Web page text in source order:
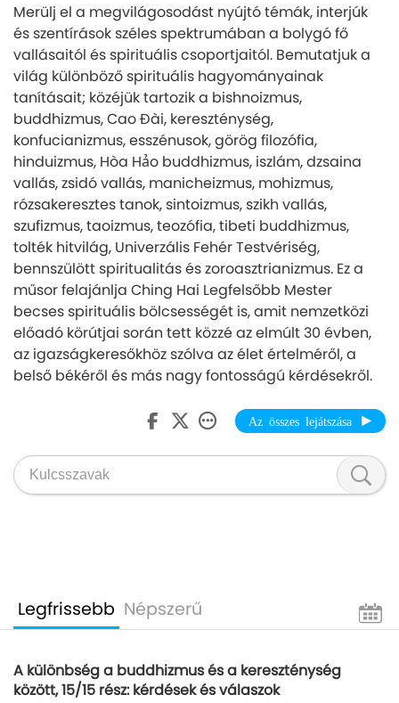
Merülj el a megvilágosodást nyújtó témák, interjúk
és szentírások széles spektrumában a bolygó fő
vallásaitól és spirituális csoportjaitól. Bemutatjuk a
világ különböző spirituális hagyományainak
tanításait; közéjük tartozik a bishnoizmus,
buddhizmus, Cao Đài, kereszténység,
konfucianizmus, esszénusok, görög filozófia,
hinduizmus, Hòa Hảo buddhizmus, iszlám, dzsaina
vallás, zsidó vallás, manicheizmus, mohizmus,
rózsakeresztes tanok, sintoizmus, szikh vallás,
szufizmus, taoizmus, teozófia, tibeti buddhizmus,
tolték hitvilág, Univerzális Fehér Testvériség,
bennszülött spiritualitás és zoroasztrianizmus. Ez a
műsor felajánlja Ching Hai Legfelsőbb Mester
becses spirituális bölcsességét is, amit nemzetközi
előadó körútjai során tett közzé az elmúlt 30 évben,
az igazságkeresőkhöz szólva az élet értelméről, a
belső békéről és más nagy fontosságú kérdésekről.
Az összes lejátszása
Legfrissebb Népszerű
A különbség a buddhizmus és a kereszténység
között, 15/15 rész: kérdések és válaszok